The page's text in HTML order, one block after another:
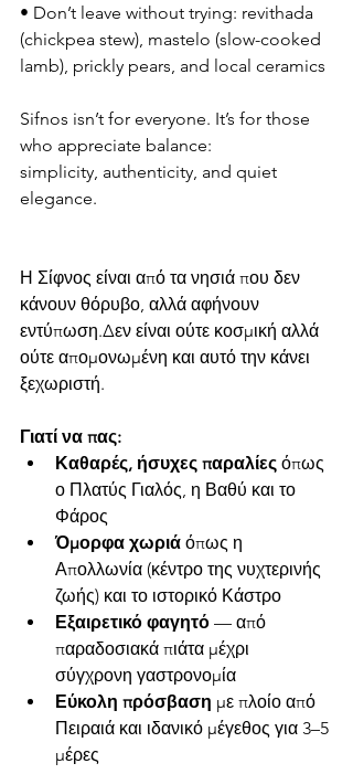
• Don’t leave without trying: revithada
(chickpea stew), mastelo (slow-cooked
lamb), prickly pears, and local ceramics
Sifnos isn’t for everyone. It’s for those
who appreciate balance:
simplicity, authenticity, and quiet
elegance.
Η Σίφνος είναι από τα νησιά που δεν
κάνουν θόρυβο, αλλά αφήνουν
εντύπωση.Δεν είναι ούτε κοσμική αλλά
ούτε απομονωμένη και αυτό την κάνει
ξεχωριστή.
Γιατί να πας:
Καθαρές, ήσυχες παραλίες όπως
ο Πλατύς Γιαλός, η Βαθύ και το
Φάρος
Όμορφα χωριά όπως η
Απολλωνία (κέντρο της νυχτερινής
ζωής) και το ιστορικό Κάστρο
Εξαιρετικό φαγητό — από
παραδοσιακά πιάτα μέχρι
σύγχρονη γαστρονομία
Εύκολη πρόσβαση με πλοίο από
Πειραιά και ιδανικό μέγεθος για 3–5
μέρες